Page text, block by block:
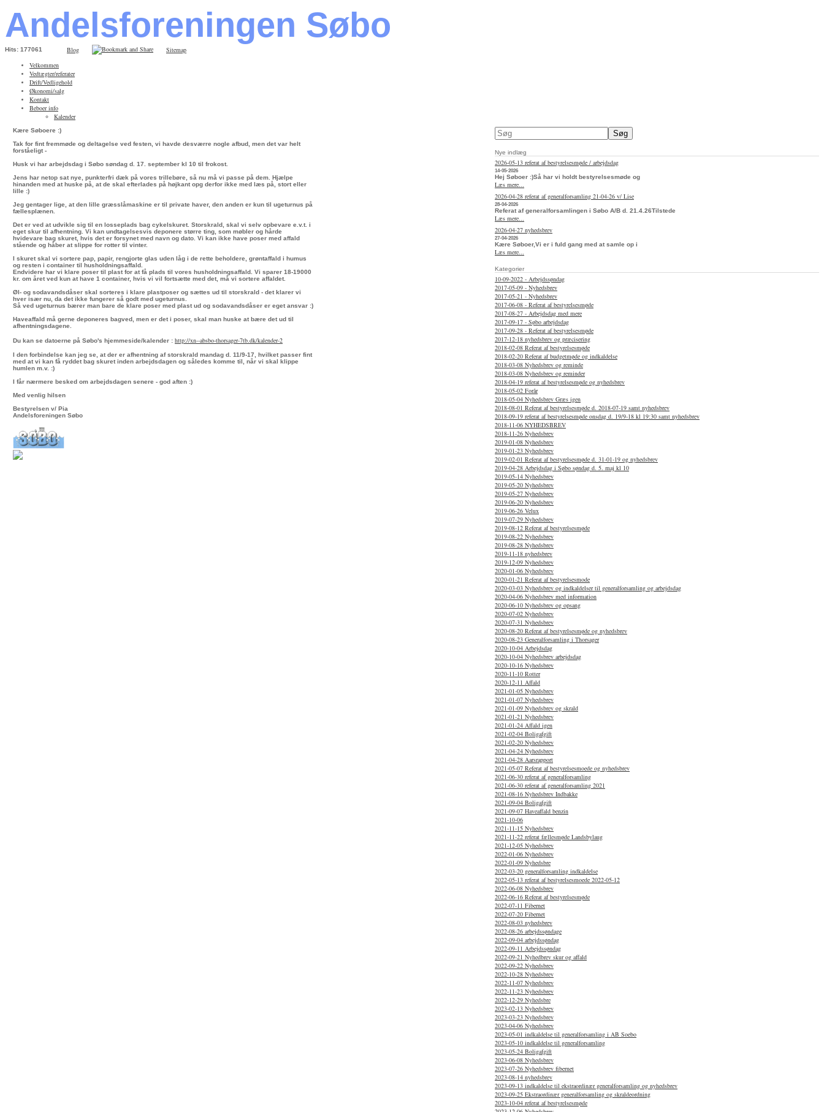
Andelsforeningen Søbo
Hits: 177061 Blog
Sitemap
Velkommen
Vedtægter/referater
Drift/Vedligehold
Økonomi/salg
Kontakt
Beboer info
Kalender
Kære Søboere :)
Tak for fint fremmøde og deltagelse ved festen, vi havde desværre nogle afbud, men det var helt
forståeligt -
Husk vi har arbejdsdag i Søbo søndag d. 17. september kl 10 til frokost.
Jens har netop sat nye, punkterfri dæk på vores trillebøre, så nu må vi passe på dem. Hjælpe
hinanden med at huske på, at de skal efterlades på højkant opg derfor ikke med læs på, stort eller
lille :)
Jeg gentager lige, at den lille græsslåmaskine er til private haver, den anden er kun til ugeturnus på
fællesplænen.
Det er ved at udvikle sig til en losseplads bag cykelskuret. Storskrald, skal vi selv opbevare e.v.t. i
eget skur til afhentning. Vi kan undtagelsesvis deponere større ting, som møbler og hårde
hvidevare bag skuret, hvis det er forsynet med navn og dato. Vi kan ikke have poser med affald
stående og håber at slippe for rotter til vinter.
I skuret skal vi sortere pap, papir, rengjorte glas uden låg i de rette beholdere, grøntaffald i humus
og resten i container til husholdningsaffald.
Endvidere har vi klare poser til plast for at få plads til vores husholdningsaffald. Vi sparer 18-19000
kr. om året ved kun at have 1 container, hvis vi vil fortsætte med det, må vi sortere affaldet.
Øl- og sodavandsdåser skal sorteres i klare plastposer og sættes ud til storskrald - det klarer vi
hver især nu, da det ikke fungerer så godt med ugeturnus.
Så ved ugeturnus bærer man bare de klare poser med plast ud og sodavandsdåser er eget ansvar :)
Haveaffald må gerne deponeres bagved, men er det i poser, skal man huske at bære det ud til
afhentningsdagene.
Du kan se datoerne på Søbo's hjemmeside/kalender : http://xn--absbo-thorsager-7tb.dk/kalender-2
I den forbindelse kan jeg se, at der er afhentning af storskrald mandag d. 11/9-17, hvilket passer fint
med at vi kan få ryddet bag skuret inden arbejdsdagen og således komme til, når vi skal klippe
humlen m.v. :)
I får nærmere besked om arbejdsdagen senere - god aften :)
Med venlig hilsen
Bestyrelsen v/ Pia
Andelsforeningen Søbo
Nye indlæg
2026-05-13 referat af bestyrelsesmøde / arbejdsdag
14-05-2026
Hej Søboer :)Så har vi holdt bestyrelsesmøde og
Læs mere...
2026-04-28 referat af generalforsamling 21-04-26 v/ Lise
28-04-2026
Referat af generalforsamlingen i Søbo A/B d. 21.4.26Tilstede
Læs mere...
2026-04-27 nyhedsbrev
27-04-2026
Kære Søboer,Vi er i fuld gang med at samle op i
Læs mere...
Kategorier
10-09-2022 - Arbejdssøndag
2017-05-09 - Nyhedsbrev
2017-05-21 - Nyhedsbrev
2017-06-08 - Referat af bestyrelsesmøde
2017-08-27 - Arbejdsdag med mere
2017-09-17 - Søbo arbejdsdag
2017-09-28 - Referat af bestyrelsesmøde
2017-12-18 nyhedsbrev og præcisering
2018-02-08 Referat af bestyrelsesmøde
2018-02-20 Referat af budgetmøde og indkaldelse
2018-03-08 Nyhedsbrev og reminde
2018-03-08 Nyhedsbrev og reminder
2018-04-19 referat af bestyrelsesmøde og nyhedsbrev
2018-05-02 Forår
2018-05-04 Nyhedsbrev Græs igen
2018-08-01 Referat af bestyrelsesmøde d. 2018-07-19 samt nyhedsbrev
2018-09-19 referat af bestyrelsesmøde onsdag d. 19/9-18 kl 19:30 samt nyhedsbrev
2018-11-06 NYHEDSBREV
2018-11-26 Nyhedsbrev
2019-01-08 Nyhedsbrev
2019-01-23 Nyhedsbrev
2019-02-01 Referat af bestyrelsesmøde d. 31-01-19 og nyhedsbrev
2019-04-28 Arbejdsdag i Søbo søndag d. 5. maj kl 10
2019-05-14 Nyhedsbrev
2019-05-20 Nyhedsbrev
2019-05-27 Nyhedsbrev
2019-06-20 Nyhedsbrev
2019-06-26 Velux
2019-07-29 Nyhedsbrev
2019-08-12 Referat af bestyrelsesmøde
2019-08-22 Nyhedsbrev
2019-08-28 Nyhedsbrev
2019-11-18 nyhedsbrev
2019-12-09 Nyhedsbrev
2020-01-06 Nyhedsbrev
2020-01-21 Referat af bestyrelsesmode
2020-03-03 Nyhedsbrev og indkaldelser til generalforsamling og arbejdsdag
2020-04-06 Nyhedsbrev med information
2020-06-10 Nyhedsbrev og opsang
2020-07-02 Nyhedsbrev
2020-07-31 Nyhedsbrev
2020-08-20 Referat af bestyrelsesmøde og nyhedsbrev
2020-08-23 Generalforsamling i Thorsager
2020-10-04 Arbejdsdag
2020-10-04 Nyhedsbrev arbejdsdag
2020-10-16 Nyhedsbrev
2020-11-10 Rotter
2020-12-11 Affald
2021-01-05 Nyhedsbrev
2021-01-07 Nyhedsbrev
2021-01-09 Nyhedsbrev og skrald
2021-01-21 Nyhedsbrev
2021-01-24 Affald igen
2021-02-04 Boligafgift
2021-02-20 Nyhedsbrev
2021-04-24 Nyhedsbrev
2021-04-28 Aarsrapport
2021-05-07 Referat af bestyrelsesmoede og nyhedsbrev
2021-06-30 referat af generalforsamling
2021-06-30 referat af generalforsamling 2021
2021-08-16 Nyhedsbrev Indbakke
2021-09-04 Boligafgift
2021-09-07 Haveaffald benzin
2021-10-06
2021-11-15 Nyhedsbrev
2021-11-22 referat fællesmøde Landsbylaug
2021-12-05 Nyhedsbrev
2022-01-06 Nyhedsbrev
2022-01-09 Nyhedsbre
2022-03-20 generalforsamling indkaldelse
2022-05-13 referat af bestyrelsesmoede 2022-05-12
2022-06-08 Nyhedsbrev
2022-06-16 Referat af bestyrelsesmøde
2022-07-11 Fibernet
2022-07-20 Fibernet
2022-08-03 nyhedsbrev
2022-08-26 arbejdssøndage
2022-09-04 arbejdssøndag
2022-09-11 Arbejdssøndag
2022-09-21 Nyhedbrev skur og affald
2022-09-22 Nyhedsbrev
2022-10-28 Nyhedsbrev
2022-11-07 Nyhedsbrev
2022-11-23 Nyhedsbrev
2022-12-29 Nyhedsbre
2023-02-13 Nyhedsbrev
2023-03-23 Nyhedsbrev
2023-04-06 Nyhedsbrev
2023-05-01 indkaldelse til generalforsamling i AB Soebo
2023-05-10 indkaldelse til generalforsamling
2023-05-24 Boligafgift
2023-06-08 Nyhedsbrev
2023-07-26 Nyhedsbrev fibernet
2023-08-14 nyhedsbrev
2023-09-13 indkaldelse til ekstraordinær generalforsamling og nyhedsbrev
2023-09-25 Ekstraordinær generalforsamling og skraldeordning
2023-10-04 referat af bestyrelsesmøde